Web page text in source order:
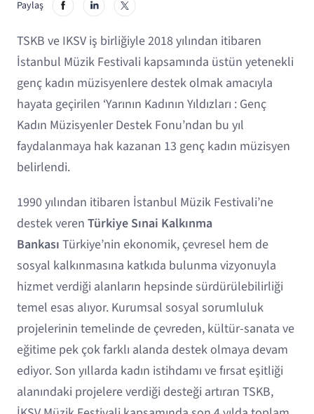
Paylaş
TSKB ve IKSV iş birliğiyle 2018 yılından itibaren
İstanbul Müzik Festivali kapsamında üstün yetenekli
genç kadın müzisyenlere destek olmak amacıyla
hayata geçirilen ‘Yarının Kadının Yıldızları : Genç
Kadın Müzisyenler Destek Fonu’ndan bu yıl
faydalanmaya hak kazanan 13 genç kadın müzisyen
belirlendi.
1990 yılından itibaren İstanbul Müzik Festivali’ne
destek veren Türkiye Sınai Kalkınma
Bankası Türkiye’nin ekonomik, çevresel hem de
sosyal kalkınmasına katkıda bulunma vizyonuyla
hizmet verdiği alanların hepsinde sürdürülebilirliği
temel esas alıyor. Kurumsal sosyal sorumluluk
projelerinin temelinde de çevreden, kültür-sanata ve
eğitime pek çok farklı alanda destek olmaya devam
ediyor. Son yıllarda kadın istihdamı ve fırsat eşitliği
alanındaki projelere verdiği desteği artıran TSKB,